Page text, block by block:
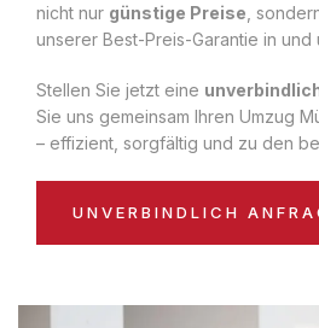
nicht nur günstige Preise ,
unserer Best-Preis-Garantie in und
Stellen Sie jetzt eine
Sie uns gemeinsam Ihren Umzug
– effizient, sorgfältig und zu den
UNVERBINDLICH